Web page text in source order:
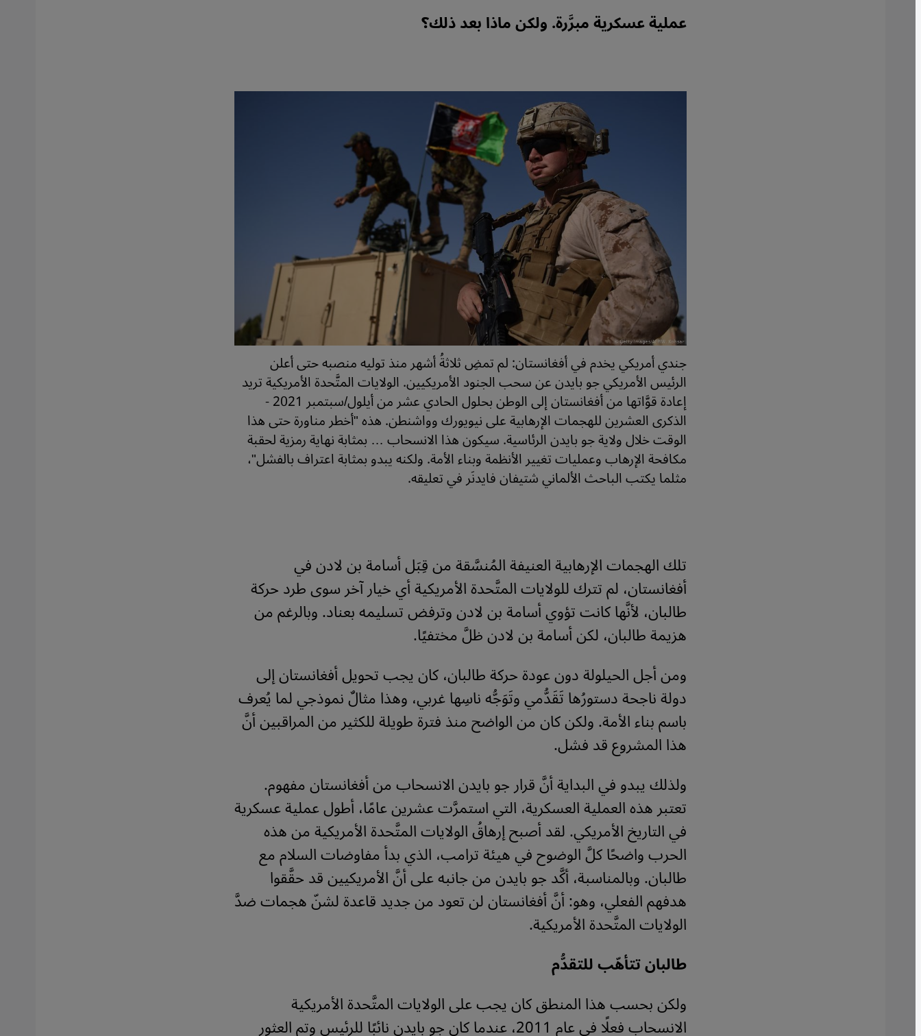
عملية عسكرية مبرَّرة. ولكن ماذا بعد ذلك؟
جندي أمريكي يخدم في أفغانستان: لم تمضِ ثلاثةُ أشهر منذ توليه منصبه حتى أعلن
الرئيس الأمريكي جو بايدن عن سحب الجنود الأمريكيين. الولايات المتَّحدة الأمريكية تريد
إعادة قوَّاتها من أفغانستان إلى الوطن بحلول الحادي عشر من أيلول/سبتمبر 2021 -
الذكرى العشرين للهجمات الإرهابية على نيويورك وواشنطن. هذه "أخطر مناورة حتى هذا
الوقت خلال ولاية جو بايدن الرئاسية. سيكون هذا الانسحاب … بمثابة نهاية رمزية لحقبة
مكافحة الإرهاب وعمليات تغيير الأنظمة وبناء الأمة. ولكنه يبدو بمثابة اعتراف بالفشل"،
مثلما يكتب الباحث الألماني شتيفان فايدنَر في تعليقه.
تلك الهجمات الإرهابية العنيفة المُنسَّقة من قِبَل أسامة بن لادن في
أفغانستان، لم تترك للولايات المتَّحدة الأمريكية أي خيار آخر سوى طرد حركة
طالبان، لأنَّها كانت تؤوي أسامة بن لادن وترفض تسليمه بعناد. وبالرغم من
هزيمة طالبان، لكن أسامة بن لادن ظلَّ مختفيًا.
ومن أجل الحيلولة دون عودة حركة طالبان، كان يجب تحويل أفغانستان إلى
دولة ناجحة دستورُها تَقَدُّمي وتَوَجُّه ناسِها غربي، وهذا مثالٌ نموذجي لما يُعرف
باسم بناء الأمة. ولكن كان من الواضح منذ فترة طويلة للكثير من المراقبين أنَّ
هذا المشروع قد فشل.
ولذلك يبدو في البداية أنَّ قرار جو بايدن الانسحاب من أفغانستان مفهوم.
تعتبر هذه العملية العسكرية، التي استمرَّت عشرين عامًا، أطول عملية عسكرية
في التاريخ الأمريكي. لقد أصبح إرهاقُ الولايات المتَّحدة الأمريكية من هذه
الحرب واضحًا كلَّ الوضوح في هيئة ترامب، الذي بدأ مفاوضات السلام مع
طالبان. وبالمناسبة، أكَّد جو بايدن من جانبه على أنَّ الأمريكيين قد حقَّقوا
هدفهم الفعلي، وهو: أنَّ أفغانستان لن تعود من جديد قاعدة لشنّ هجمات ضدَّ
الولايات المتَّحدة الأمريكية.
طالبان تتأهّب للتقدُّم
ولكن بحسب هذا المنطق كان يجب على الولايات المتَّحدة الأمريكية
الانسحاب فعلًا في عام 2011، عندما كان جو بايدن نائبًا للرئيس وتم العثور